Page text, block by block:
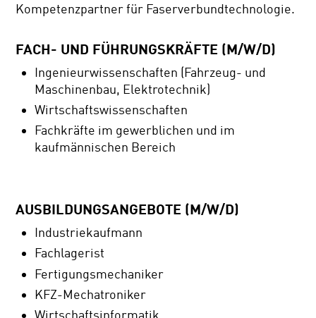
Kompetenzpartner für Faserverbundtechnologie.
FACH- UND FÜHRUNGSKRÄFTE (M/W/D)
Ingenieurwissenschaften (Fahrzeug- und
Maschinenbau, Elektrotechnik)
Wirtschaftswissenschaften
Fachkräfte im gewerblichen und im
kaufmännischen Bereich
AUSBILDUNGSANGEBOTE (M/W/D)
Industriekaufmann
Fachlagerist
Fertigungsmechaniker
KFZ-Mechatroniker